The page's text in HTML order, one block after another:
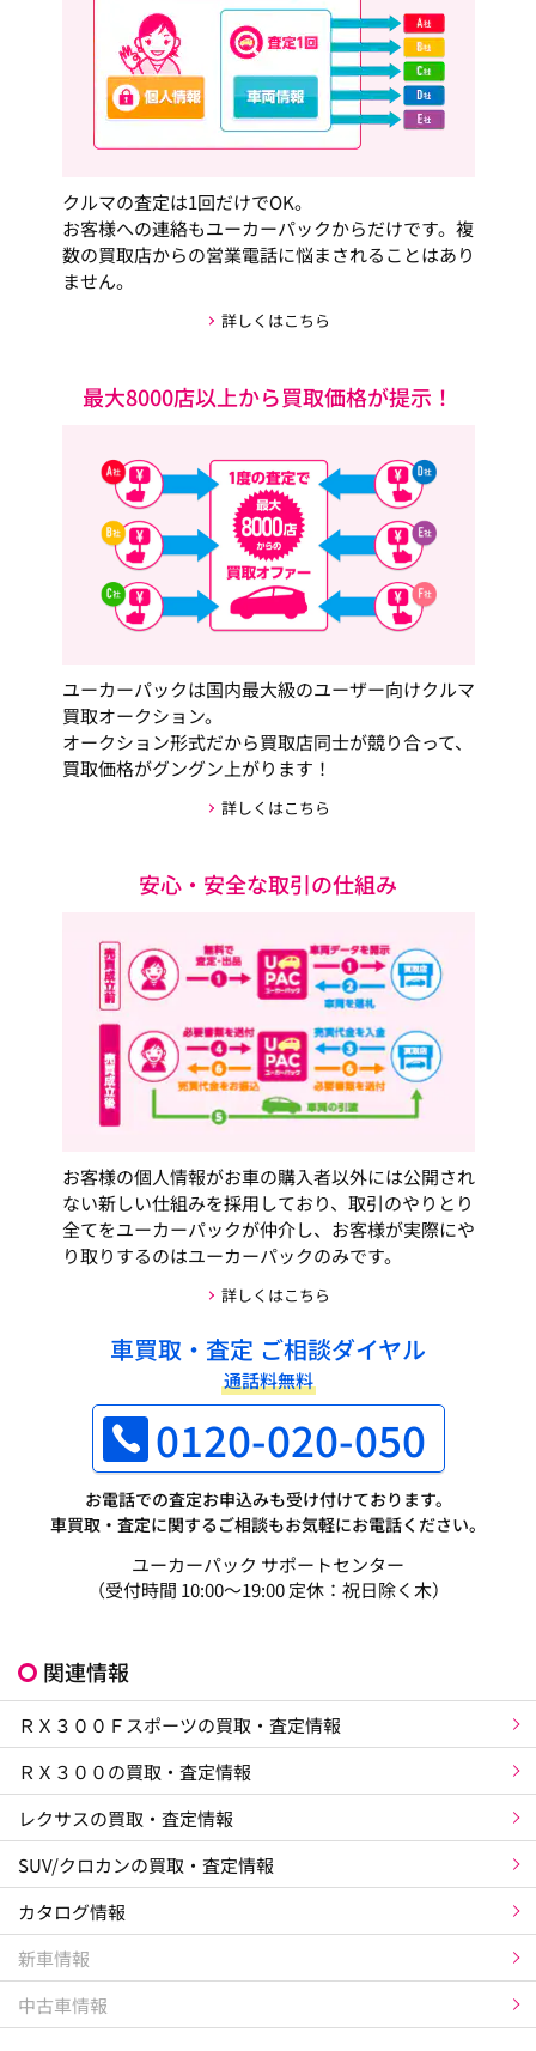
クルマの査定は1回だけでOK。
お客様への連絡もユーカーパックからだけです。複
数の買取店からの営業電話に悩まされることはあり
ません。
詳しくはこちら
最大8000店以上から買取価格が提示！
ユーカーパックは国内最大級のユーザー向けクルマ
買取オークション。
オークション形式だから買取店同士が競り合って、
買取価格がグングン上がります！
詳しくはこちら
安心・安全な取引の仕組み
お客様の個人情報がお車の購入者以外には公開され
ない新しい仕組みを採用しており、取引のやりとり
全てをユーカーパックが仲介し、お客様が実際にや
り取りするのはユーカーパックのみです。
詳しくはこちら
車買取・査定 ご相談ダイヤル
通話料無料
0120-020-050
お電話での査定お申込みも受け付けております。
車買取・査定に関するご相談もお気軽にお電話ください。
ユーカーパック サポートセンター
（受付時間 10:00～19:00 定休：祝日除く木）
関連情報
ＲＸ３００Ｆスポーツの買取・査定情報
ＲＸ３００の買取・査定情報
レクサスの買取・査定情報
SUV/クロカンの買取・査定情報
カタログ情報
新車情報
中古車情報